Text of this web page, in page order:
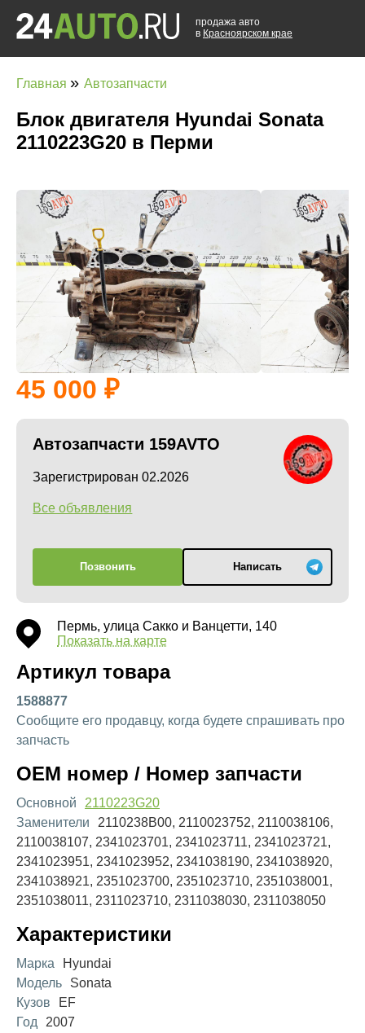
продажа авто
в Красноярском крае
Главная » Автозапчасти
Блок двигателя Hyundai Sonata
2110223G20 в Перми
45 000
Автозапчасти 159AVTO
Зарегистрирован 02.2026
Все объявления
Позвонить Написать
Пермь, улица Сакко и Ванцетти, 140
Показать на карте
Артикул товара
1588877
Сообщите его продавцу, когда будете спрашивать про
запчасть
OEM номер / Номер запчасти
Основной
2110223G20
Заменители
2110238B00, 2110023752, 2110038106,
2110038107, 2341023701, 2341023711, 2341023721,
2341023951, 2341023952, 2341038190, 2341038920,
2341038921, 2351023700, 2351023710, 2351038001,
2351038011, 2311023710, 2311038030, 2311038050
Характеристики
Марка
Hyundai
Модель
Sonata
Кузов
EF
Год
2007